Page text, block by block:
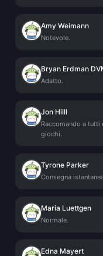
Amy Weimann
Notevole.
Bryan Erdman
Adatto.
Jon Hilll
Raccomando a
giochi.
Tyrone Parker
Consegna
Maria Luettgen
Normale.
Edna Mayert